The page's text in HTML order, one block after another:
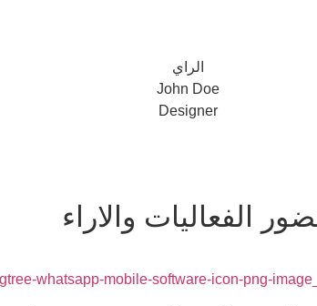
الراي
John Doe
Designer
الفعاليات والاراء